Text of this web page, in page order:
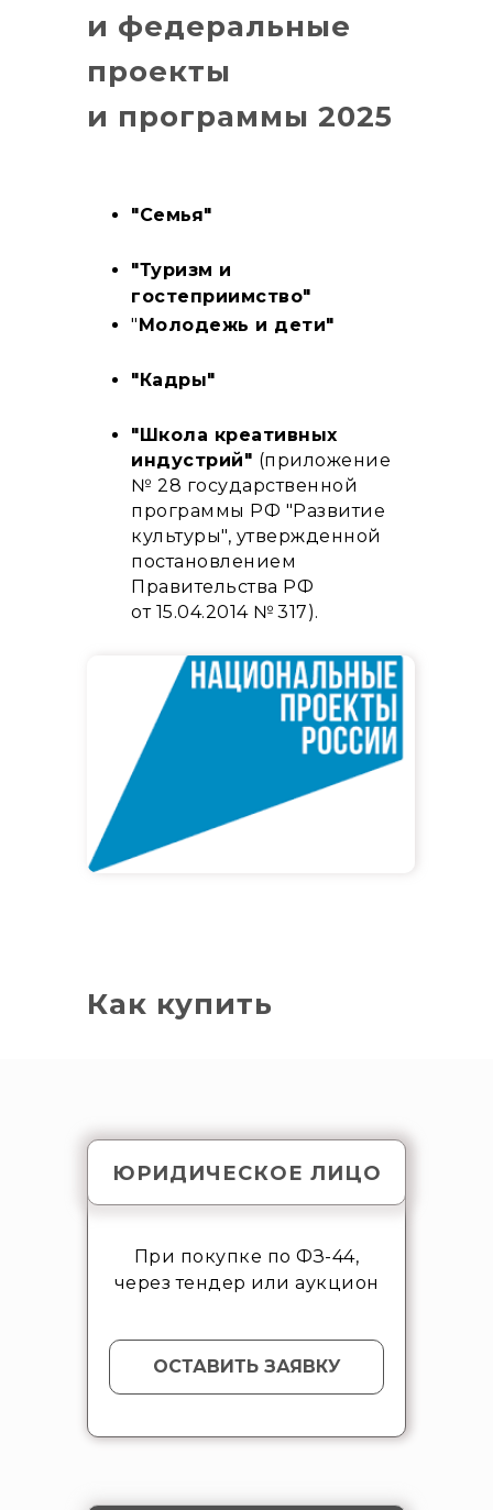
и федеральные
проекты
и программы 2025
"Семья"
"Молодежь и дети"
"Кадры"
"Туризм и
гостеприимство"
"Школа креативных
индустрий" (приложение
№ 28 государственной
программы РФ "Развитие
культуры", утвержденной
постановлением
Правительства РФ
от 15.04.2014 № 317).
Как купить
ОСТАВИТЬ ЗАЯВКУ
При покупке по ФЗ-44,
через тендер или аукцион
ЮРИДИЧЕСКОЕ ЛИЦО